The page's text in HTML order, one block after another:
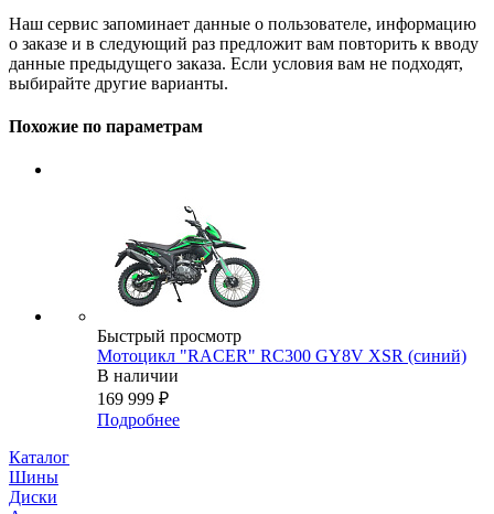
Наш сервис запоминает данные о пользователе, информацию
о заказе и в следующий раз предложит вам повторить к вводу
данные предыдущего заказа. Если условия вам не подходят,
выбирайте другие варианты.
Похожие по параметрам
Быстрый просмотр
Мотоцикл "RACER" RC300 GY8V XSR (синий)
В наличии
169 999 ₽
Подробнее
Каталог
Шины
Диски